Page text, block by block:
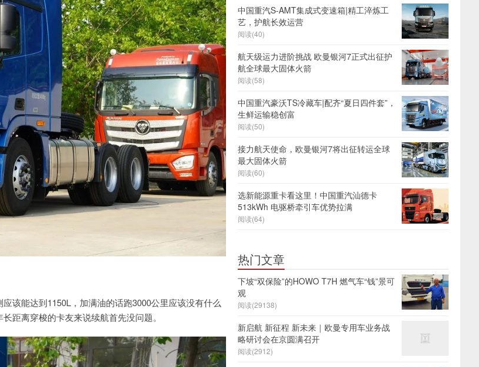
该能达到1150L，加满油的话跑3000公里应该没有什么
距离穿梭的卡友来说续航首先没问题。
中国重汽S-AMT集成式变速箱|精工淬炼工
艺，护航长效运营
阅读(40)
航天级运力进阶挑战 欧曼银河7正式出征护
航全球最大固体火箭
阅读(58)
中国重汽豪沃TS冷藏车|配齐“夏日四件套”，
生鲜运输稳创富
阅读(50)
接力航天使命，欧曼银河7将出征转运全球
最大固体火箭
阅读(60)
选新能源重卡看这里！中国重汽汕德卡
513kWh 电驱桥牵引车优势拉满
阅读(64)
热门文章
下坡“双保险”的HOWO T7H 燃气车“钱”景可
观
阅读(29138)
新启航 新征程 新未来｜欧曼专用车业务战
略研讨会在京圆满召开
阅读(2912)